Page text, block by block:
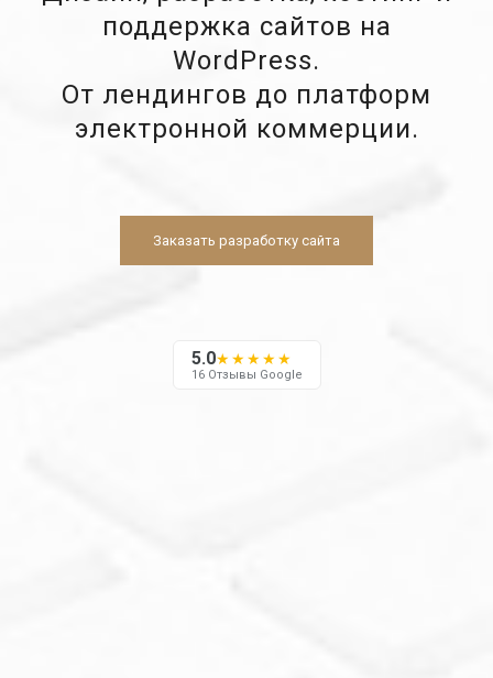
поддержка сайтов на
WordPress.
От лендингов до платформ
электронной коммерции.
Заказать разработку сайта
5.0★★★★★
16 Отзывы Google